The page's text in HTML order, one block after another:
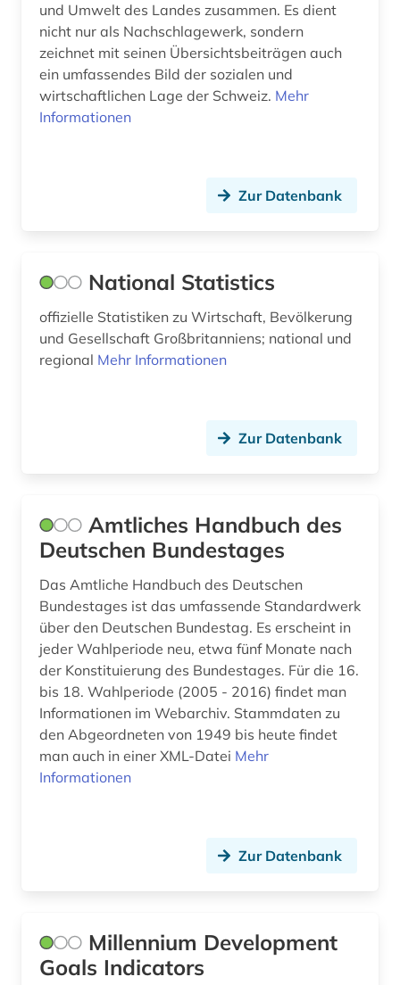
berliner mauer (1)
beruf (1)
berufe (1)
berufung professur (2)
besatzung (2)
beschwerde (1)
bestimmung (1)
bestäubungsökologie (1)
beton (1)
betrieb umweltschutz (1)
betriebliche altersversorgung (1)
betriebssystem (1)
betriebswirtschaft (2)
und Umwelt des Landes zusammen. Es dient
nicht nur als Nachschlagewerk, sondern
zeichnet mit seinen Übersichtsbeiträgen auch
ein umfassendes Bild der sozialen und
wirtschaftlichen Lage der Schweiz. Mehr
Informationen
Zur Datenbank
National Statistics
offizielle Statistiken zu Wirtschaft, Bevölkerung
und Gesellschaft Großbritanniens; national und
regional Mehr Informationen
Zur Datenbank
Amtliches Handbuch des
Deutschen Bundestages
Das Amtliche Handbuch des Deutschen
Bundestages ist das umfassende Standardwerk
über den Deutschen Bundestag. Es erscheint in
jeder Wahlperiode neu, etwa fünf Monate nach
der Konstituierung des Bundestages. Für die 16.
bis 18. Wahlperiode (2005 - 2016) findet man
Informationen im Webarchiv. Stammdaten zu
den Abgeordneten von 1949 bis heute findet
man auch in einer XML-Datei Mehr
Informationen
Zur Datenbank
Millennium Development
Goals Indicators